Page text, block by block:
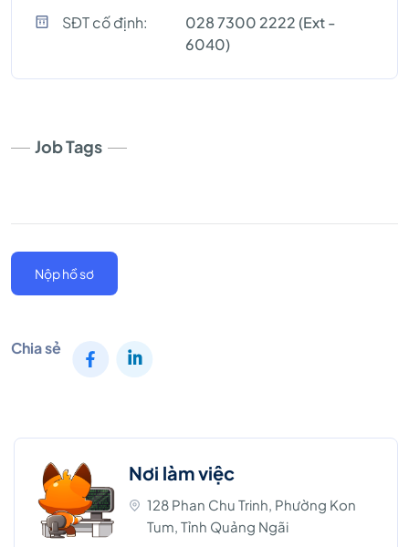
SĐT cố định:
028 7300 2222 (Ext -
6040)
Job Tags
Nộp hồ sơ
Chia sẻ
Nơi làm việc
128 Phan Chu Trinh, Phường Kon
Tum, Tỉnh Quảng Ngãi